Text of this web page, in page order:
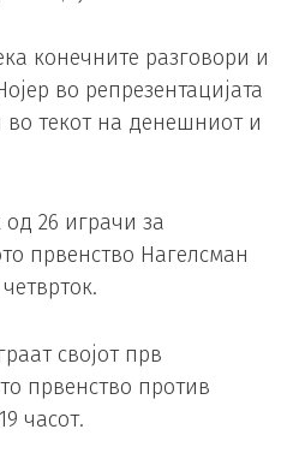
конечните разговори и
во репрезентацијата
текот на денешниот и
26 играчи за
првенство Нагелсман
својот прв
првенство против
часот.